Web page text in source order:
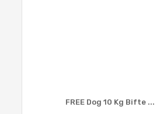
FREE Dog 10 Kg Bifte ...